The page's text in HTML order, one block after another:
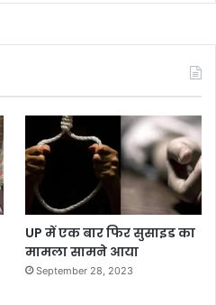
UP में एक बार फिर सुसाइड का
मामला सामने आया
September 28, 2023